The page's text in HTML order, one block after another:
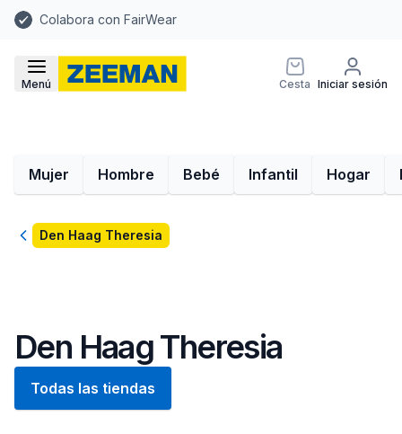
Colabora con FairWear
Menú Cesta Iniciar sesión
Mujer Hombre Bebé Infantil Hogar
VolverDen Haag Theresia
Den Haag Theresia
Todas las tiendas